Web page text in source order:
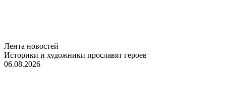
Лента новостей
Историки и художники прославят героев
06.08.2026